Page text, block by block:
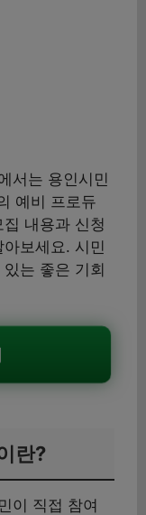
서는 용인시민
예비 프로듀
내용과 신청
보세요. 시민
는 좋은 기회
란?
이 직접 참여